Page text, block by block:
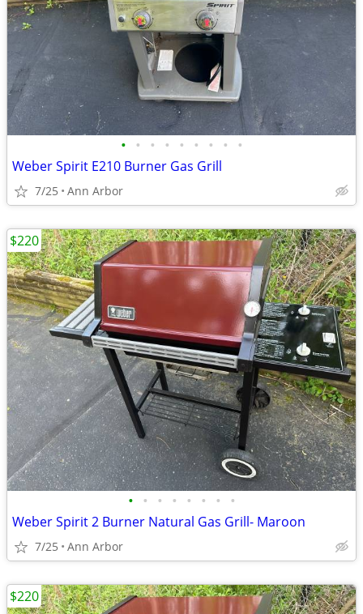
• • • • • • • • •
Weber Spirit E210 Burner Gas Grill
7/25 Ann Arbor
• • • • • • • •
Weber Spirit 2 Burner Natural Gas Grill- Maroon
7/25 Ann Arbor
$220
$220